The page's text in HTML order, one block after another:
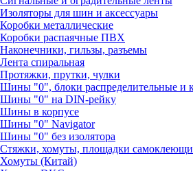
Изоляторы для шин и аксессуары
Коробки металлические
Коробки распаячные ПВХ
Наконечники, гильзы, разъемы
Лента спиральная
Протяжки, прутки, чулки
Шины "0", блоки распределительные и
Шины "0" на DIN-рейку
Шины в корпусе
Шины "0" Navigator
Шины "0" без изолятора
Стяжки, хомуты, площадки
Хомуты (Китай)